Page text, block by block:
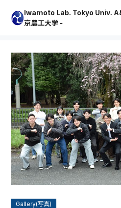
Iwamoto Lab. Tokyo Univ.
京農工大学 -
Gallery(写真)